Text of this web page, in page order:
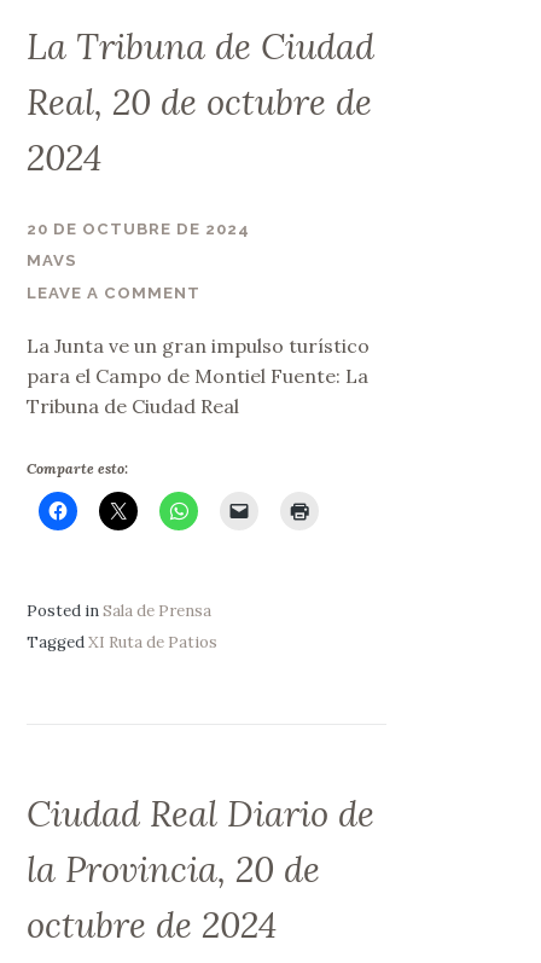
La Tribuna de Ciudad
Real, 20 de octubre de
2024
20 DE OCTUBRE DE 2024
MAVS
LEAVE A COMMENT
La Junta ve un gran impulso turístico
para el Campo de Montiel Fuente: La
Tribuna de Ciudad Real
Comparte esto:
Posted inSala de Prensa
TaggedXI Ruta de Patios
Ciudad Real Diario de
la Provincia, 20 de
octubre de 2024